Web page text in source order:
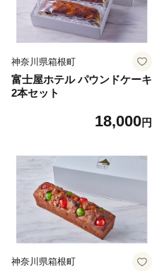
神奈川県箱根町
富士屋ホテル パウンドケーキ
2本セット
18,000円
神奈川県箱根町